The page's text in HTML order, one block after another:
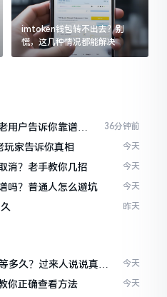
imtoken钱包转不出去？别
慌，这几种情况都能解决
户告诉你靠谱渠
36分钟前
家告诉你真相 今天
消？老手教你几招 今天
吗？普通人怎么避坑 今天
昨天
多久？过来人说说真实
今天
你正确查看方法 今天